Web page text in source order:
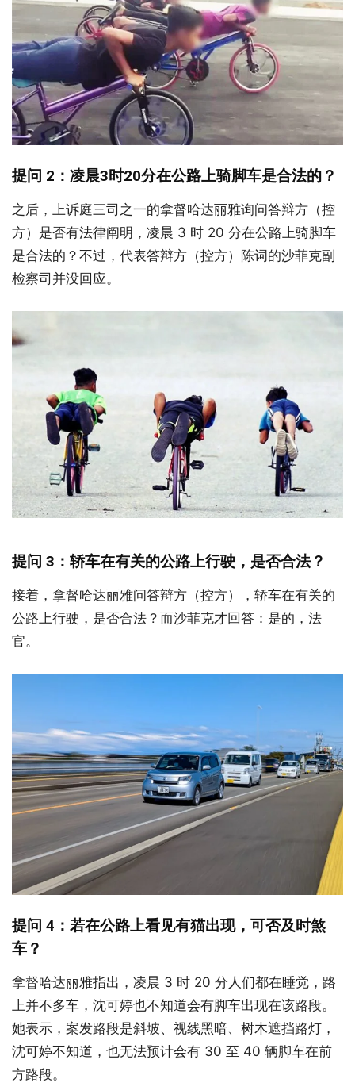
提问 2：凌晨3时20分在公路上骑脚车是合法的？
之后，上诉庭三司之一的拿督哈达丽雅询问答辩方（控
方）是否有法律阐明，凌晨 3 时 20 分在公路上骑脚车
是合法的？不过，代表答辩方（控方）陈词的沙菲克副
检察司并没回应。
提问 3：轿车在有关的公路上行驶，是否合法？
接着，拿督哈达丽雅问答辩方（控方），轿车在有关的
公路上行驶，是否合法？而沙菲克才回答：是的，法
官。
提问 4：若在公路上看见有猫出现，可否及时煞
车？
拿督哈达丽雅指出，凌晨 3 时 20 分人们都在睡觉，路
上并不多车，沈可婷也不知道会有脚车出现在该路段。
她表示，案发路段是斜坡、视线黑暗、树木遮挡路灯，
沈可婷不知道，也无法预计会有 30 至 40 辆脚车在前
方路段。